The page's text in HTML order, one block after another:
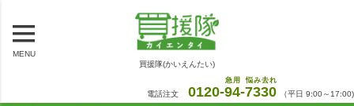
MENU
買援隊(かいえんたい)
電話注文 0120-94
急用
-7330
悩み去れ
（平日 9:00～17:00)